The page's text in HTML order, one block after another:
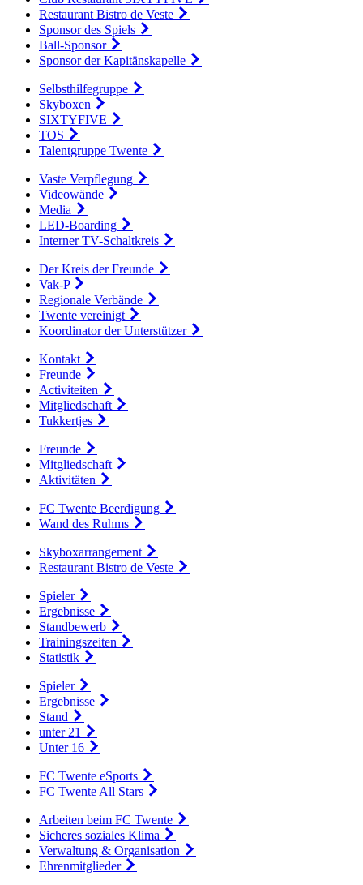
Restaurant Bistro de Veste
Sponsor des Spiels
Ball-Sponsor
Sponsor der Kapitänskapelle
Selbsthilfegruppe
Skyboxen
SIXTYFIVE
TOS
Talentgruppe Twente
Vaste Verpflegung
Videowände
Media
LED-Boarding
Interner TV-Schaltkreis
Der Kreis der Freunde
Vak-P
Regionale Verbände
Twente vereinigt
Koordinator der Unterstützer
Kontakt
Freunde
Activiteiten
Mitgliedschaft
Tukkertjes
Freunde
Mitgliedschaft
Aktivitäten
FC Twente Beerdigung
Wand des Ruhms
Skyboxarrangement
Restaurant Bistro de Veste
Spieler
Ergebnisse
Standbewerb
Trainingszeiten
Statistik
Spieler
Ergebnisse
Stand
unter 21
Unter 16
FC Twente eSports
FC Twente All Stars
Arbeiten beim FC Twente
Sicheres soziales Klima
Verwaltung & Organisation
Ehrenmitglieder